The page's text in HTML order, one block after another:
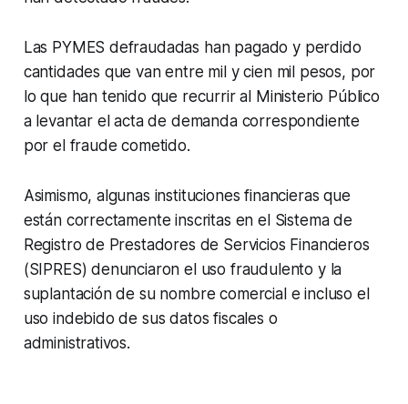
Las PYMES defraudadas han pagado y perdido
cantidades que van entre mil y cien mil pesos, por
lo que han tenido que recurrir al Ministerio Público
a levantar el acta de demanda correspondiente
por el fraude cometido.
Asimismo, algunas instituciones financieras que
están correctamente inscritas en el Sistema de
Registro de Prestadores de Servicios Financieros
(SIPRES) denunciaron el uso fraudulento y la
suplantación de su nombre comercial e incluso el
uso indebido de sus datos fiscales o
administrativos.